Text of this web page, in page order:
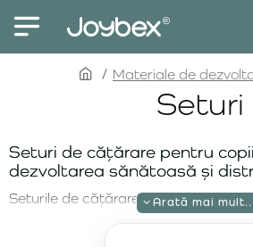
Seturi
homeMateriale de
Seturi de cățărare pentru
dezvoltarea sănătoasă și
Seturile de cățărare sunt un
susține dezvoltarea fizică și motorie
instrumente multifuncționale oferă